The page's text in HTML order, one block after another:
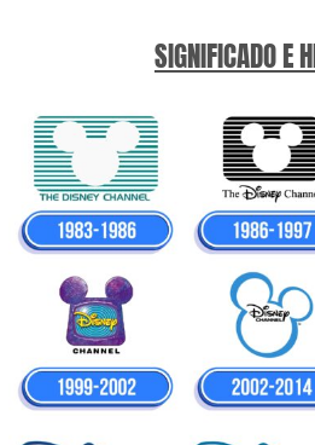
SIGNIFICADO E